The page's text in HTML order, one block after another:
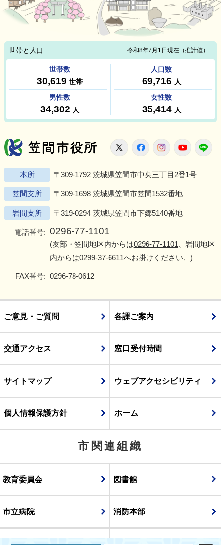
笠間市役所
X FacebookInstagram
本所 〒309-1792 茨城県笠間市中央三丁目2番1号
笠間支所 〒309-1698 茨城県笠間市笠間1532番地
岩間支所 〒319-0294 茨城県笠間市下郷5140番地
電話番号: 0296-77-1101
(友部・笠間地区内からは0296-77-1101 、岩間地区
内からは0299-37-6611へお掛けください。)
FAX番号: 0296-78-0612
ご意見・ご質問 各課ご案内
交通アクセス 窓口受付時間
サイトマップ ウェブアクセシビリティ
個人情報保護方針 ホーム
市関連組織
教育委員会 図書館
市立病院 消防本部